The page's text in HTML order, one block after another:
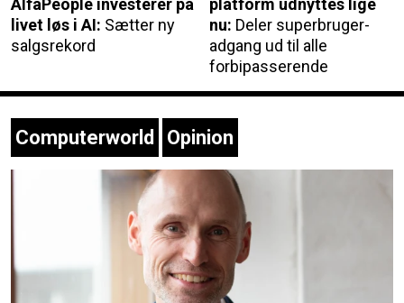
livet løs i AI: Sætter ny
salgsrekord
nu: Deler superbruger-
adgang ud til alle
forbipasserende
Computerworld Opinion